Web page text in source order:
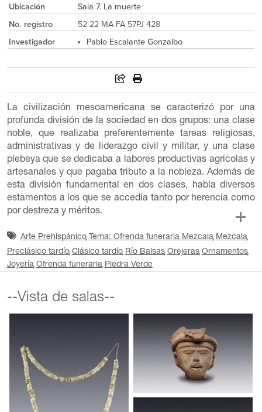
Ubicación
Sala 7. La muerte
No. registro
52 22 MA FA 57PJ 428
Investigador
Pablo Escalante Gonzalbo
La civilización mesoamericana se caracterizó por una
profunda división de la sociedad en dos grupos: una clase
noble, que realizaba preferentemente tareas religiosas,
administrativas y de liderazgo civil y militar, y una clase
plebeya que se dedicaba a labores productivas agrícolas y
artesanales y que pagaba tributo a la nobleza. Además de
esta división fundamental en dos clases, había diversos
estamentos a los que se accedía tanto por herencia como
por destreza y méritos.
Arte Prehispánico Tema: Ofrenda funeraria Mezcala Mezcala
Preclásico tardío Clásico tardío Río Balsas Orejeras Ornamentos
Joyería Ofrenda funeraria Piedra Verde
--Vista de salas--